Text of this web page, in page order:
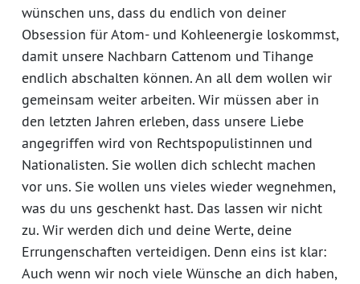
wünschen uns, dass du endlich von deiner
Obsession für Atom- und Kohleenergie loskommst,
damit unsere Nachbarn Cattenom und Tihange
endlich abschalten können. An all dem wollen wir
gemeinsam weiter arbeiten. Wir müssen aber in
den letzten Jahren erleben, dass unsere Liebe
angegriffen wird von Rechtspopulistinnen und
Nationalisten. Sie wollen dich schlecht machen
vor uns. Sie wollen uns vieles wieder wegnehmen,
was du uns geschenkt hast. Das lassen wir nicht
zu. Wir werden dich und deine Werte, deine
Errungenschaften verteidigen. Denn eins ist klar:
Auch wenn wir noch viele Wünsche an dich haben,